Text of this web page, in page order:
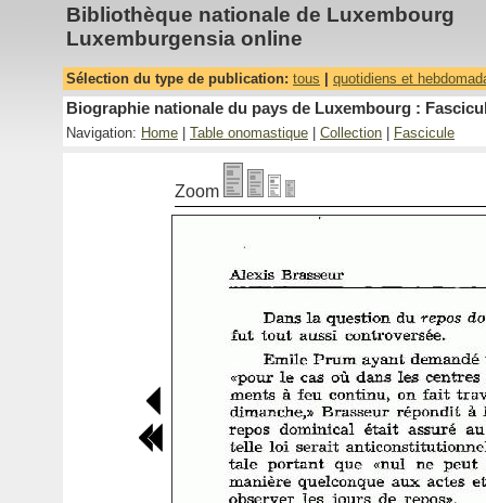
Bibliothèque nationale de Luxembourg
Luxemburgensia online
Sélection du type de publication: tous quotidiens et
Biographie nationale du pays de Luxembourg :
Navigation: Home Table onomastique Collection Fascicule
Zoom